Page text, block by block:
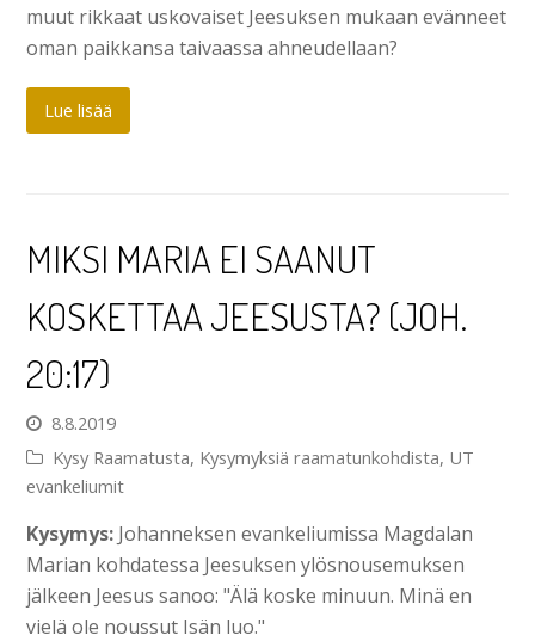
muut rikkaat uskovaiset Jeesuksen mukaan evänneet
oman paikkansa taivaassa ahneudellaan?
Lue lisää
MIKSI MARIA EI SAANUT
KOSKETTAA JEESUSTA? (JOH.
20:17)
8.8.2019
Kysy Raamatusta, Kysymyksiä raamatunkohdista, UT
evankeliumit
Kysymys: Johanneksen evankeliumissa Magdalan
Marian kohdatessa Jeesuksen ylösnousemuksen
jälkeen Jeesus sanoo: "Älä koske minuun. Minä en
vielä ole noussut Isän luo."